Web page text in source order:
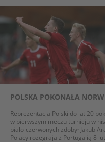
POLSKA POKONAŁA
Reprezentacja Polski do lat 20
w pierwszym meczu turnieju w
biało-czerwonych zdobył Jakub
Polacy rozegrają z Portugalią 8